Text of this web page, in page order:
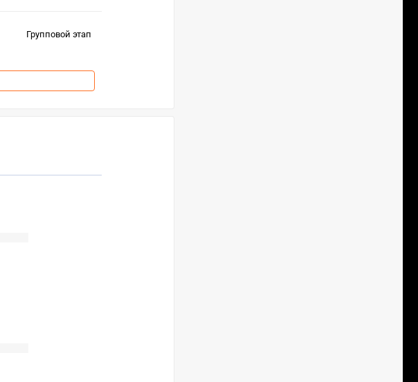
Групповой этап